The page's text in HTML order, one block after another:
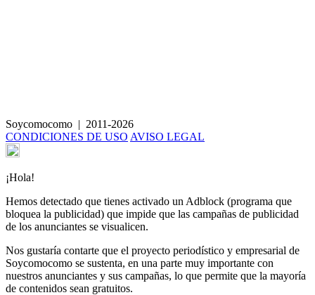
Soycomocomo | 2011-2026
CONDICIONES DE USO AVISO LEGAL
¡Hola!
Hemos detectado que tienes activado un Adblock (programa que
bloquea la publicidad) que impide que las campañas de publicidad
de los anunciantes se visualicen.
Nos gustaría contarte que el proyecto periodístico y empresarial de
Soycomocomo se sustenta, en una parte muy importante con
nuestros anunciantes y sus campañas, lo que permite que la mayoría
de contenidos sean gratuitos.